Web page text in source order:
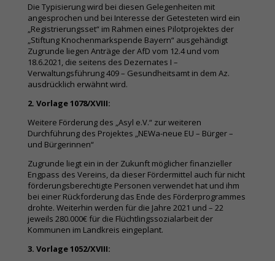
Die Typisierung wird bei diesen Gelegenheiten mit
angesprochen und bei Interesse der Getesteten wird ein
„Registrierungsset“ im Rahmen eines Pilotprojektes der
„Stiftung Knochenmarkspende Bayern“ ausgehändigt
Zugrunde liegen Anträge der AfD vom 12.4 und vom
18.6.2021, die seitens des Dezernates I –
Verwaltungsführung 409 – Gesundheitsamt in dem Az.
ausdrücklich erwähnt wird.
2. Vorlage 1078/XVIII:
Weitere Förderung des „Asyl e.V.“ zur weiteren
Durchführung des Projektes „NEWa-neue EU – Bürger –
und Bürgerinnen“
Zugrunde liegt ein in der Zukunft möglicher finanzieller
Engpass des Vereins, da dieser Fördermittel auch für nicht
förderungsberechtigte Personen verwendet hat und ihm
bei einer Rückforderung das Ende des Förderprogrammes
drohte. Weiterhin werden für die Jahre 2021 und – 22
jeweils 280.000€ für die Flüchtlingssozialarbeit der
Kommunen im Landkreis eingeplant.
3. Vorlage 1052/XVIII: